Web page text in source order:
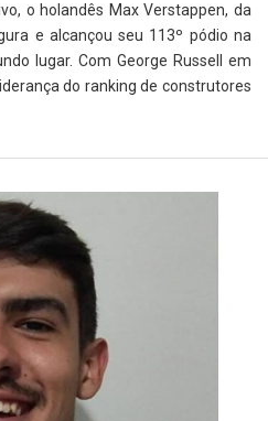
o holandês Max Verstappen, da
e alcançou seu 113º pódio na
lugar. Com George Russell em
do ranking de construtores